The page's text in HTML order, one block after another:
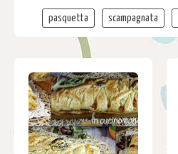
pasquetta scampagnata